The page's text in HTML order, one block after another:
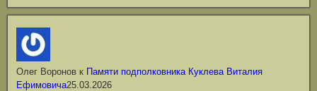
Олег Воронов к Памяти подполковника Куклева Виталия
Ефимовича25.03.2026